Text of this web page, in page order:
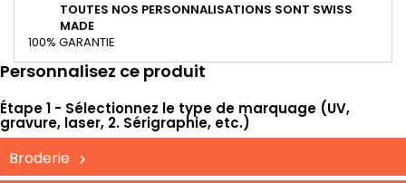
TOUTES NOS PERSONNALISATIONS SONT SWISS
MADE
100% GARANTIE
Personnalisez ce produit
Étape 1 - Sélectionnez le type de marquage (UV,
gravure, laser, 2. Sérigraphie, etc.)
Broderie